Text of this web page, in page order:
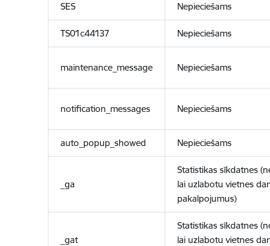
SES Nepieciešams
TS01c44137 Nepieciešams
maintenance_message Nepieciešams
notification_messages Nepieciešams
auto_popup_showed Nepieciešams
_ga
Statistikas sīkdatnes
lai uzlabotu vietnes
pakalpojumus)
_gat
Statistikas sīkdatnes
lai uzlabotu vietnes